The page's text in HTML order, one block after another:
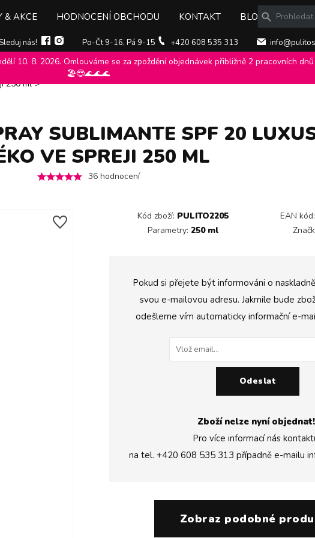
Sleduj nás! Po-Čt 9-16, Pá 9-15 +420 608 535 313
& AKCE HODNOCENÍ OBCHODU KONTAKT BLOG
10. 8. 2026. Omlouváme se za zpoždění objednávek přibližně 2 pracovních
🏖️😎🌊🌊🌊
Opalovací mléka, krémy, oleje biopoint
250 ml >
SUBLIMANTE SPF 20
VE SPREJI 250 ML
36hodnocení
Kód zboží: PULITO2205 EAN kód:
Parametry: 250 ml
Pokud si přejete být informováni o
svou e-mailovou adresu. Jakmile bude
odešleme vím automaticky informační e-
Odeslat
Zboží nelze nyní objednat!
Pro více informací nás
na tel. +420 608 535 313 případně e-mailu
Zobraz podobné